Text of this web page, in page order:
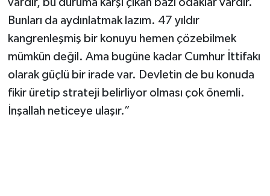
vardır, bu duruma karşı çıkan bazı odaklar vardır.
Bunları da aydınlatmak lazım. 47 yıldır
kangrenleşmiş bir konuyu hemen çözebilmek
mümkün değil. Ama bugüne kadar Cumhur İttifakı
olarak güçlü bir irade var. Devletin de bu konuda
fikir üretip strateji belirliyor olması çok önemli.
İnşallah neticeye ulaşır.”